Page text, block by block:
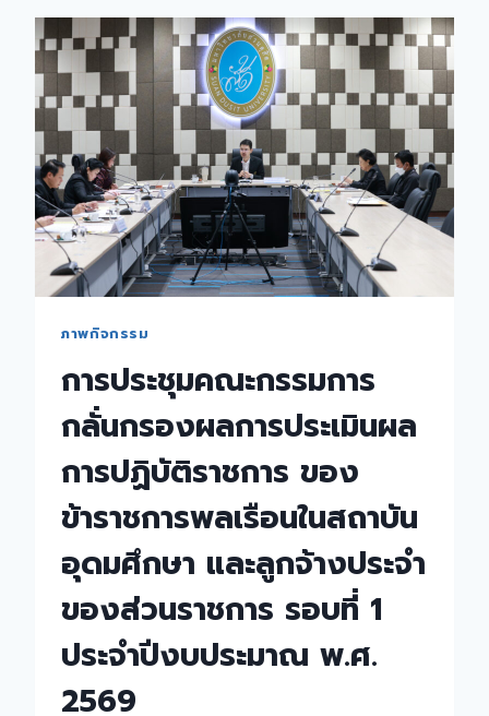
จริยธรรม
การ
วิจัย
ใน
มนุษย์
สาขา
วิทยาศาสตร์
สุขภาพ
ครั้ง
ที่
1/2569
ภาพกิจกรรม
การประชุมคณะกรรมการ
กลั่นกรองผลการประเมินผล
การปฏิบัติราชการ ของ
ข้าราชการพลเรือนในสถาบัน
อุดมศึกษา และลูกจ้างประจำ
ของส่วนราชการ รอบที่ 1
ประจำปีงบประมาณ พ.ศ.
2569